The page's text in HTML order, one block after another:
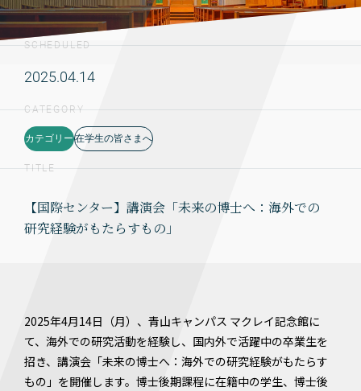
SCHEDULED
2025.04.14
CATEGORY
カテゴリー 在学生の皆さまへ
TITLE
【国際センター】講演会「未来の博士へ：海外での
研究経験がもたらすもの」
2025年4月14日（月）、青山キャンパス マクレイ記念館に
て、海外での研究活動を経験し、国内外で活躍中の卒業生を
招き、講演会「未来の博士へ：海外での研究経験がもたらす
もの」を開催します。博士後期課程に在籍中の学生、博士後